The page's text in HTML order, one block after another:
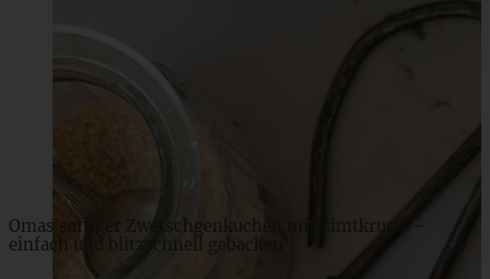
Cinnamon Rolls – Zimtschnecken mit Frischkäse-
Omas saftiger Zwetschgenkuchen mit Zimtkruste -
einfach und blitzschnell gebacken